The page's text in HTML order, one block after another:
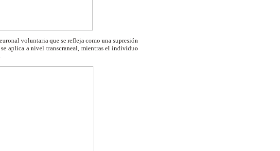
voluntaria que se refleja como una supresión
aplica a nivel transcraneal, mientras el individuo